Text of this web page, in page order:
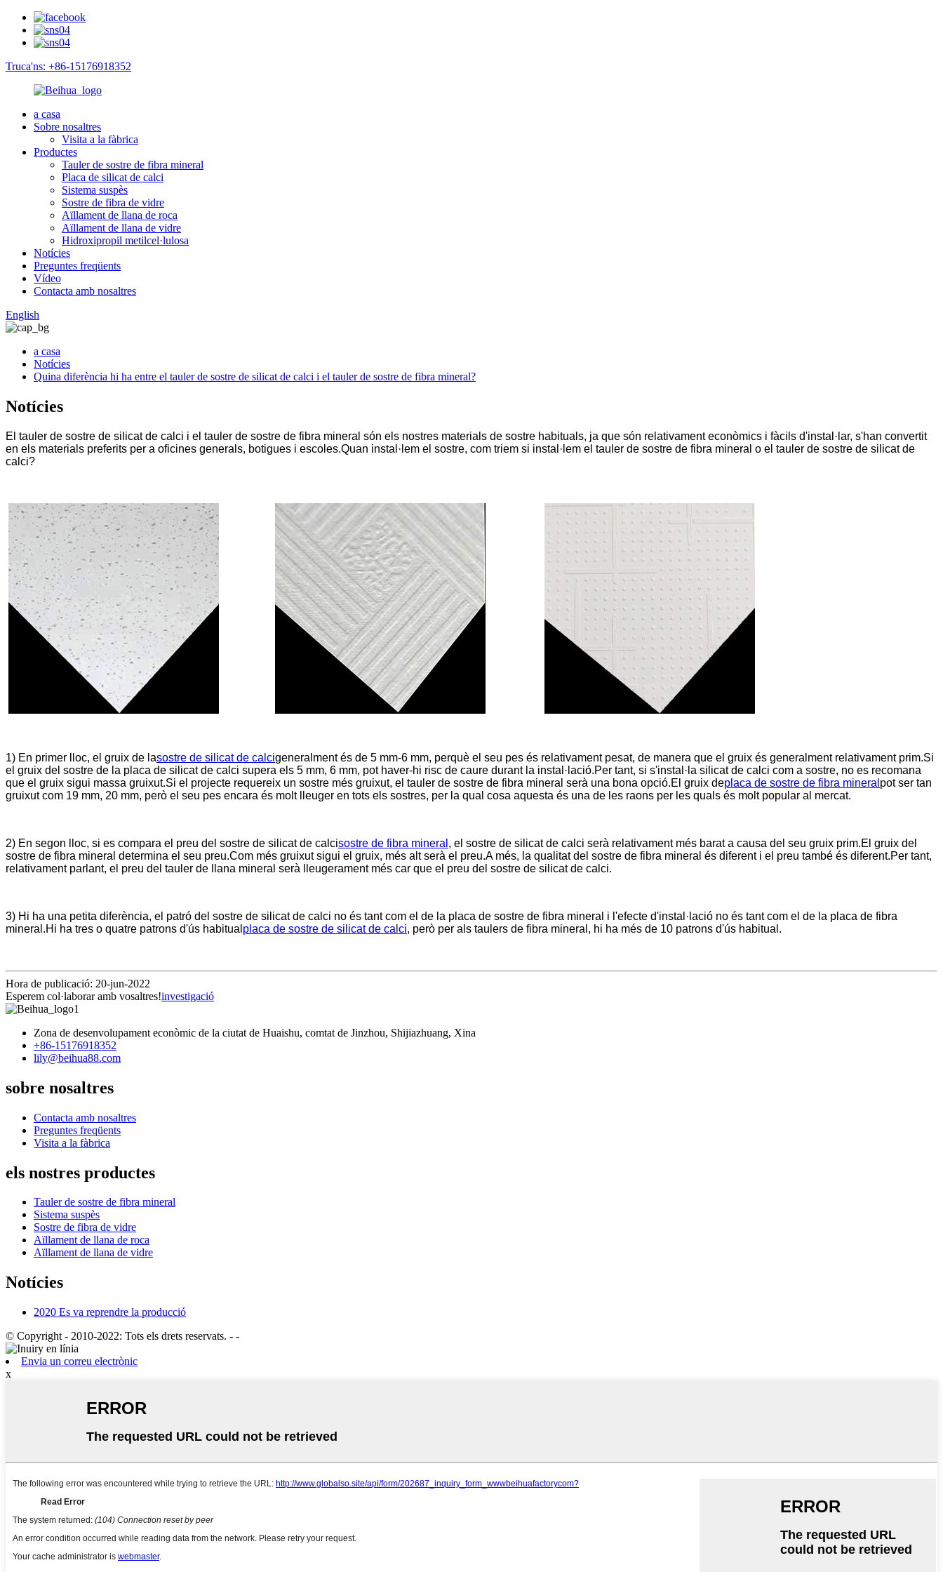
Truca'ns: +86-15176918352
a casa
Sobre nosaltres
Visita a la fàbrica
Productes
Tauler de sostre de fibra mineral
Placa de silicat de calci
Sistema suspès
Sostre de fibra de vidre
Aïllament de llana de roca
Aïllament de llana de vidre
Hidroxipropil metilcel·lulosa
Notícies
Preguntes freqüents
Vídeo
Contacta amb nosaltres
English
a casa
Notícies
Quina diferència hi ha entre el tauler de sostre de silicat de calci i el tauler de sostre de fibra mineral?
Notícies
El tauler de sostre de silicat de calci i el tauler de sostre de fibra mineral són els nostres materials de sostre habituals, ja que són relativament econòmics i fàcils d'instal·lar, s'han convertit
en els materials preferits per a oficines generals, botigues i escoles.Quan instal·lem el sostre, com triem si instal·lem el tauler de sostre de fibra mineral o el tauler de sostre de silicat de
calci?
1) En primer lloc, el gruix de lasostre de silicat de calcigeneralment és de 5 mm-6 mm, perquè el seu pes és relativament pesat, de manera que el gruix és generalment relativament prim.Si
el gruix del sostre de la placa de silicat de calci supera els 5 mm, 6 mm, pot haver-hi risc de caure durant la instal·lació.Per tant, si s'instal·la silicat de calci com a sostre, no es recomana
que el gruix sigui massa gruixut.Si el projecte requereix un sostre més gruixut, el tauler de sostre de fibra mineral serà una bona opció.El gruix deplaca de sostre de fibra mineral pot ser tan
gruixut com 19 mm, 20 mm, però el seu pes encara és molt lleuger en tots els sostres, per la qual cosa aquesta és una de les raons per les quals és molt popular al mercat.
2) En segon lloc, si es compara el preu del sostre de silicat de calcisostre de fibra mineral , el sostre de silicat de calci serà relativament més barat a causa del seu gruix prim.El gruix del
sostre de fibra mineral determina el seu preu.Com més gruixut sigui el gruix, més alt serà el preu.A més, la qualitat del sostre de fibra mineral és diferent i el preu també és diferent.Per tant,
relativament parlant, el preu del tauler de llana mineral serà lleugerament més car que el preu del sostre de silicat de calci.
3) Hi ha una petita diferència, el patró del sostre de silicat de calci no és tant com el de la placa de sostre de fibra mineral i l'efecte d'instal·lació no és tant com el de la placa de fibra
mineral.Hi ha tres o quatre patrons d'ús habitual placa de sostre de silicat de calci, però per als taulers de fibra mineral, hi ha més de 10 patrons d'ús habitual.
Hora de publicació: 20-jun-2022
Esperem col·laborar amb vosaltres!investigació
Zona de desenvolupament econòmic de la ciutat de Huaishu, comtat de Jinzhou, Shijiazhuang, Xina
+86-15176918352
lily@beihua88.com
sobre nosaltres
Contacta amb nosaltres
Preguntes freqüents
Visita a la fàbrica
els nostres productes
Tauler de sostre de fibra mineral
Sistema suspès
Sostre de fibra de vidre
Aïllament de llana de roca
Aïllament de llana de vidre
Notícies
2020 Es va reprendre la producció
© Copyright - 2010-2022: Tots els drets reservats. - -
Envia un correu electrònic
x